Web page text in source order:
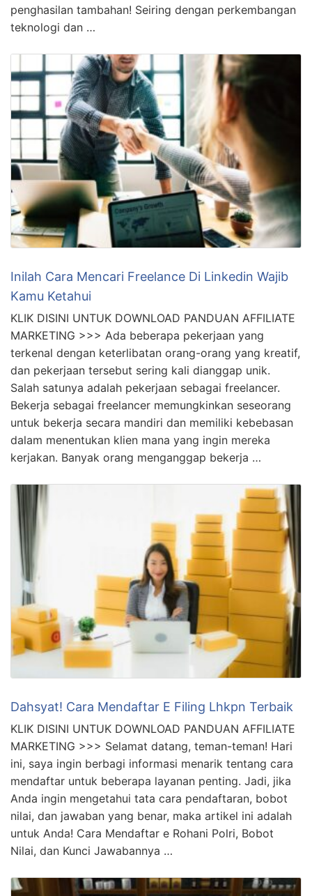
penghasilan tambahan! Seiring dengan perkembangan
teknologi dan …
Inilah Cara Mencari Freelance Di Linkedin Wajib
Kamu Ketahui
KLIK DISINI UNTUK DOWNLOAD PANDUAN AFFILIATE
MARKETING >>> Ada beberapa pekerjaan yang
terkenal dengan keterlibatan orang-orang yang kreatif,
dan pekerjaan tersebut sering kali dianggap unik.
Salah satunya adalah pekerjaan sebagai freelancer.
Bekerja sebagai freelancer memungkinkan seseorang
untuk bekerja secara mandiri dan memiliki kebebasan
dalam menentukan klien mana yang ingin mereka
kerjakan. Banyak orang menganggap bekerja …
Dahsyat! Cara Mendaftar E Filing Lhkpn Terbaik
KLIK DISINI UNTUK DOWNLOAD PANDUAN AFFILIATE
MARKETING >>> Selamat datang, teman-teman! Hari
ini, saya ingin berbagi informasi menarik tentang cara
mendaftar untuk beberapa layanan penting. Jadi, jika
Anda ingin mengetahui tata cara pendaftaran, bobot
nilai, dan jawaban yang benar, maka artikel ini adalah
untuk Anda! Cara Mendaftar e Rohani Polri, Bobot
Nilai, dan Kunci Jawabannya …